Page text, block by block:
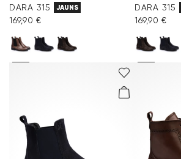
DARA 315 JAUNS
169,90 €
DARA 315
169,90 €